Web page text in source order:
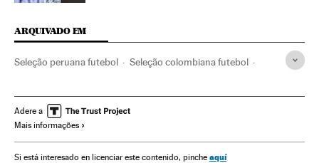
ARQUIVADO EM
Seleção peruana futebol Seleção colombiana futebol
Competições Seleção colombiana
Adere a
Mais informações
Si está interesado en licenciar este contenido, pinche aquí